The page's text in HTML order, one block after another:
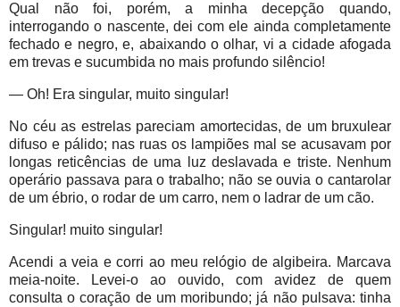
Qual não foi, porém, a minha decepção quando,
interrogando o nascente, dei com ele ainda completamente
fechado e negro, e, abaixando o olhar, vi a cidade afogada
em trevas e sucumbida no mais profundo silêncio!
— Oh! Era singular, muito singular!
No céu as estrelas pareciam amortecidas, de um bruxulear
difuso e pálido; nas ruas os lampiões mal se acusavam por
longas reticências de uma luz deslavada e triste. Nenhum
operário passava para o trabalho; não se ouvia o cantarolar
de um ébrio, o rodar de um carro, nem o ladrar de um cão.
Singular! muito singular!
Acendi a veia e corri ao meu relógio de algibeira. Marcava
meia-noite. Levei-o ao ouvido, com avidez de quem
consulta o coração de um moribundo; já não pulsava: tinha